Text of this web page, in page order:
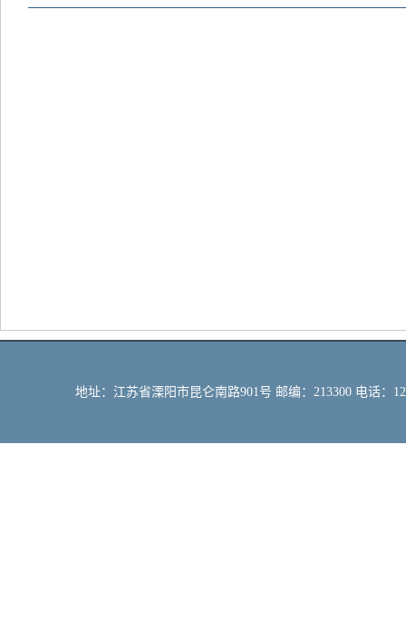
地址：江苏省溧阳市昆仑南路901号 邮编：213300 电话：